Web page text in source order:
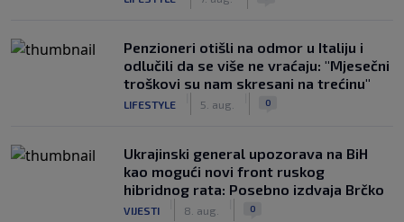
Penzioneri otišli na odmor u Italiju i
odlučili da se više ne vraćaju: "Mjesečni
troškovi su nam skresani na trećinu"
LIFESTYLE 5. aug. 0
Ukrajinski general upozorava na BiH
kao mogući novi front ruskog
hibridnog rata: Posebno izdvaja Brčko
VIJESTI 8. aug. 0